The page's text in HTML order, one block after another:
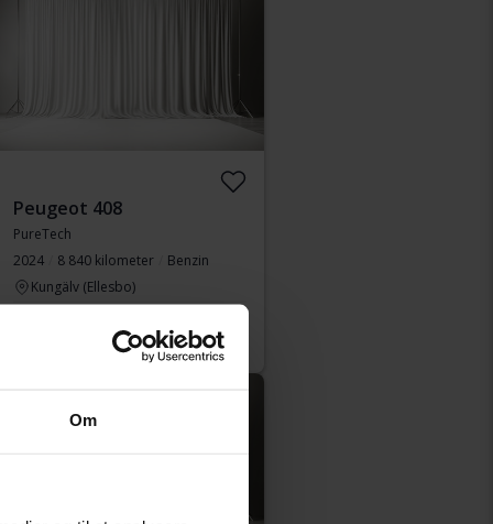
Om
Peugeot 408
PureTech
2024
8 840 kilometer
Benzin
Kungälv (Ellesbo)
Vores værdiansættelse er på vej